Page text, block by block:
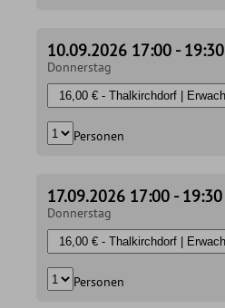
10.09.2026 17:00 - 19:30
Donnerstag
Personen
17.09.2026 17:00 - 19:30
Donnerstag
Personen